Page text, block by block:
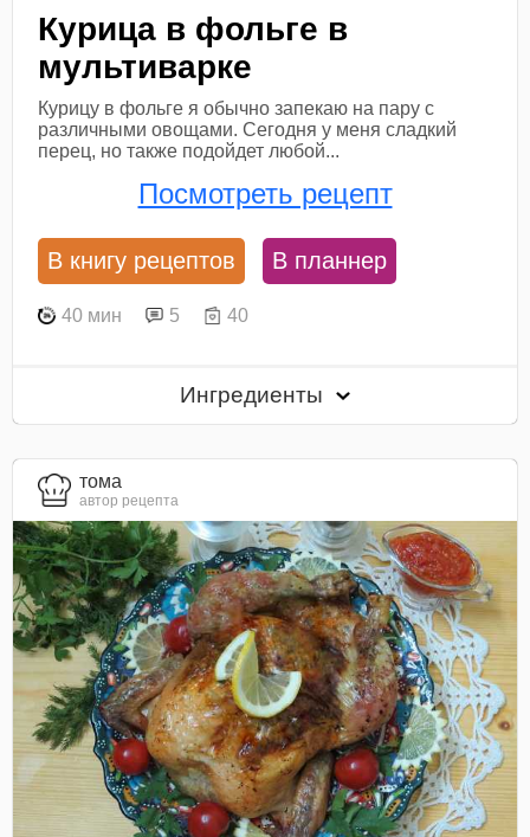
Курица в фольге в
мультиварке
Курицу в фольге я обычно запекаю на пару с
различными овощами. Сегодня у меня сладкий
перец, но также подойдет любой...
Посмотреть рецепт
В книгу рецептов В планнер
40 мин 5 40
Ингредиенты
тома
автор рецепта